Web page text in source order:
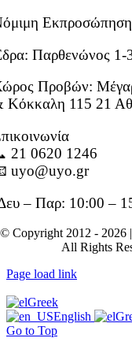
Εκπροσώπηση
Παρθενώνος 1-
Προβών:
Κόκκαλη 115 21
21 0620 1246
uyo@uyo.gr
– Παρ: 10:00 –
© Copyright 2012 - 2026
All Rights
Page load link
Greek
English
Go to Top